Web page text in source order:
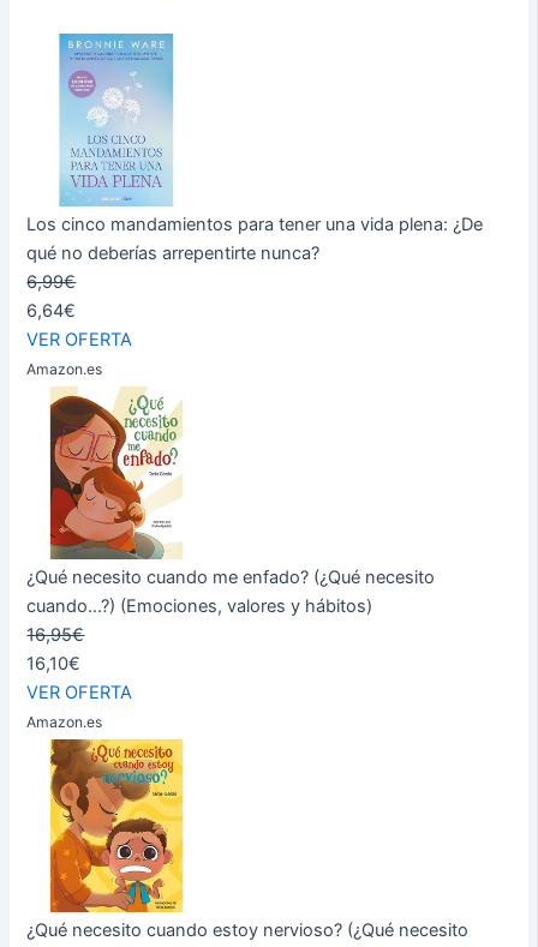
Los cinco mandamientos para tener una vida plena: ¿De
qué no deberías arrepentirte nunca?
6,99€
6,64€
VER OFERTA
Amazon.es
¿Qué necesito cuando me enfado? (¿Qué necesito
cuando...?) (Emociones, valores y hábitos)
16,95€
16,10€
VER OFERTA
Amazon.es
¿Qué necesito cuando estoy nervioso? (¿Qué necesito